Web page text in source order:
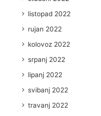
listopad 2022
rujan 2022
kolovoz 2022
srpanj 2022
lipanj 2022
svibanj 2022
travanj 2022